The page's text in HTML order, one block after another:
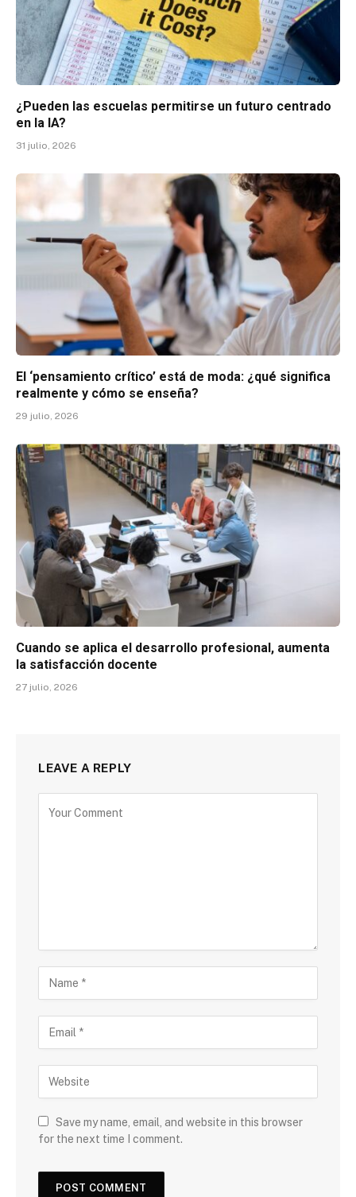
¿Pueden las escuelas permitirse un futuro centrado
en la IA?
31 julio, 2026
El ‘pensamiento crítico’ está de moda: ¿qué significa
realmente y cómo se enseña?
29 julio, 2026
Cuando se aplica el desarrollo profesional, aumenta
la satisfacción docente
27 julio, 2026
LEAVE A REPLY
Save my name, email, and website in this browser
for the next time I comment.